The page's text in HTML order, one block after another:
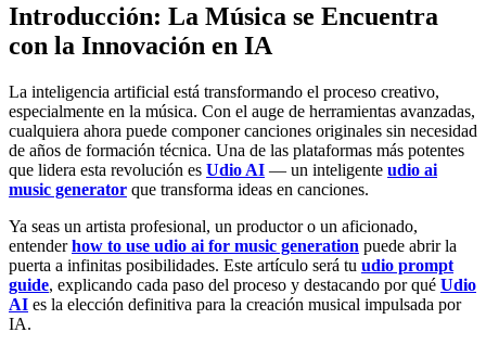
Introducción: La Música se Encuentra
con la Innovación en IA
La inteligencia artificial está transformando el proceso creativo,
especialmente en la música. Con el auge de herramientas avanzadas,
cualquiera ahora puede componer canciones originales sin necesidad
de años de formación técnica. Una de las plataformas más potentes
que lidera esta revolución es Udio AI — un inteligente udio ai
music generator que transforma ideas en canciones.
Ya seas un artista profesional, un productor o un aficionado,
entenderhow to use udio ai for music generation puede abrir la
puerta a infinitas posibilidades. Este artículo será tu udio prompt
guide, explicando cada paso del proceso y destacando por qué Udio
AI es la elección definitiva para la creación musical impulsada por
IA.